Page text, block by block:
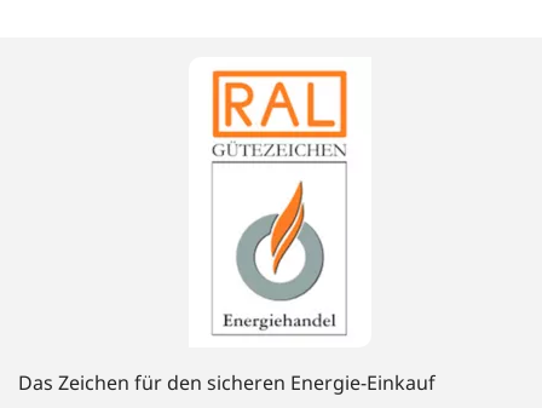
Das Zeichen für den sicheren Energie-Einkauf